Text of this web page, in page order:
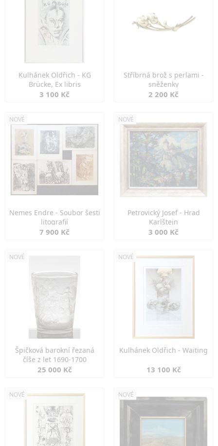
Kulhánek Oldřich - KG
Brücke, Ex libris
3 100 Kč
Stříbrná brož s perlami -
sněženky
2 200 Kč
NOVÉ
Nemes Endre - Soubor šesti
litografií
7 900 Kč
NOVÉ
Petrovický Josef - Hrad
Karlštejn
3 000 Kč
NOVÉ
Špičková barokní řezaná
číše z let 1690-1700
25 000 Kč
NOVÉ
Kulhánek Oldřich - Waiting
13 100 Kč
NOVÉ NOVÉ